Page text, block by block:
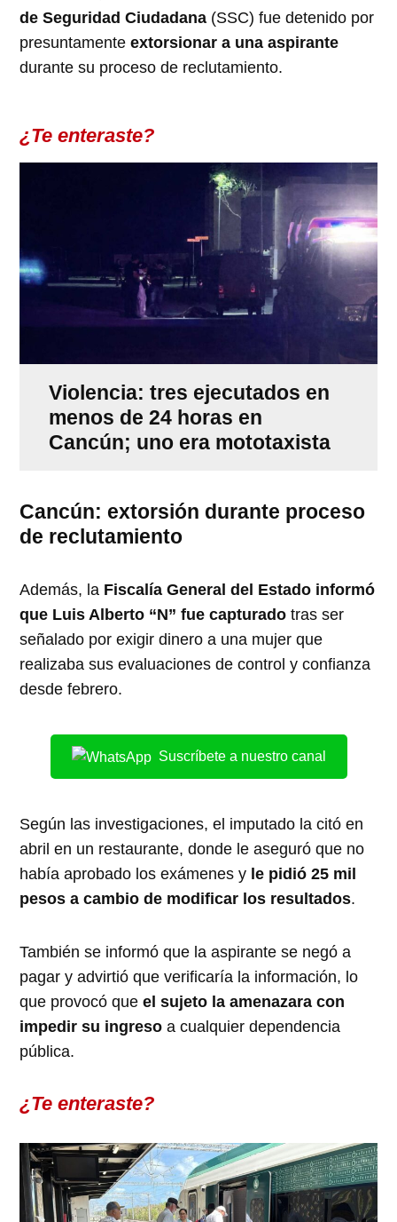
de Seguridad Ciudadana (SSC) fue detenido por
presuntamente extorsionar a una aspirante
durante su proceso de reclutamiento.
¿Te enteraste?
Violencia: tres ejecutados en
menos de 24 horas en
Cancún; uno era mototaxista
Cancún: extorsión durante proceso
de reclutamiento
Además, la Fiscalía General del Estado informó
que Luis Alberto “N” fue capturado tras ser
señalado por exigir dinero a una mujer que
realizaba sus evaluaciones de control y confianza
desde febrero.
Suscríbete a nuestro canal
Según las investigaciones, el imputado la citó en
abril en un restaurante, donde le aseguró que no
había aprobado los exámenes y le pidió 25 mil
pesos a cambio de modificar los resultados.
También se informó que la aspirante se negó a
pagar y advirtió que verificaría la información, lo
que provocó queel sujeto la amenazara con
impedir su ingreso a cualquier dependencia
pública.
¿Te enteraste?